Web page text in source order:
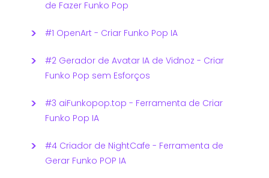
de Fazer Funko Pop
#1 OpenArt - Criar Funko Pop IA
#2 Gerador de Avatar IA de Vidnoz - Criar
Funko Pop sem Esforços
#3 aiFunkopop.top - Ferramenta de Criar
Funko Pop IA
#4 Criador de NightCafe - Ferramenta de
Gerar Funko POP IA